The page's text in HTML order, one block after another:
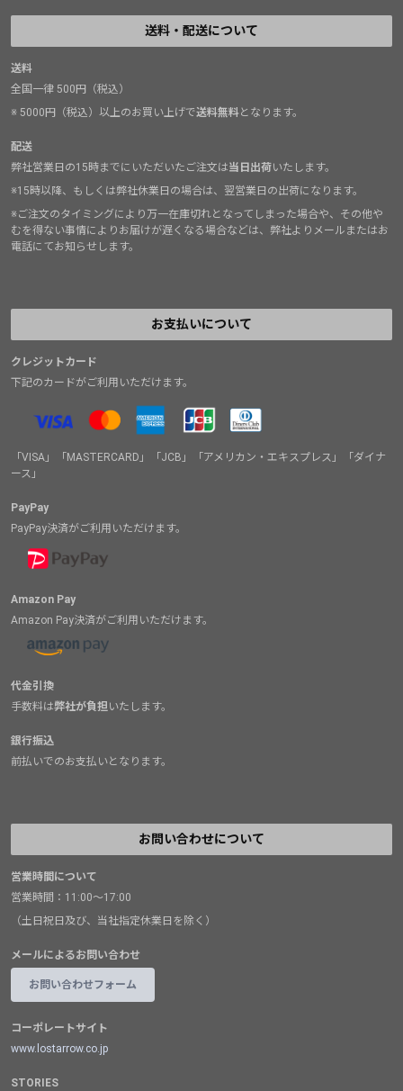
送料・配送について
送料
全国一律 500円（税込）
※ 5000円（税込）以上のお買い上げで送料無料となります。
配送
弊社営業日の15時までにいただいたご注文は当日出荷いたします。
※15時以降、もしくは弊社休業日の場合は、翌営業日の出荷になります。
※ご注文のタイミングにより万一在庫切れとなってしまった場合や、その他や
むを得ない事情によりお届けが遅くなる場合などは、弊社よりメールまたはお
電話にてお知らせします。
お支払いについて
クレジットカード
下記のカードがご利用いただけます。
「VISA」「MASTERCARD」「JCB」「アメリカン・エキスプレス」「ダイナ
ース」
PayPay
PayPay決済がご利用いただけます。
Amazon Pay
Amazon Pay決済がご利用いただけます。
代金引換
手数料は弊社が負担いたします。
銀行振込
前払いでのお支払いとなります。
お問い合わせについて
営業時間について
営業時間：11:00～17:00
（土日祝日及び、当社指定休業日を除く）
メールによるお問い合わせ
お問い合わせフォーム
コーポレートサイト
www.lostarrow.co.jp
STORIES